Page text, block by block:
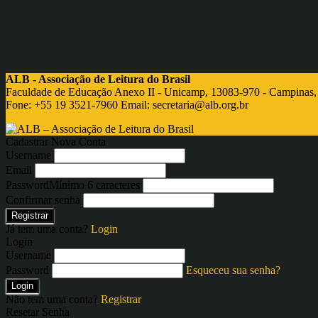
ALB - Associação de Leitura do Brasil
Faculdade de Educação Anexo II - Unicamp, 13083-970 - Campinas,
Fone: +55 19 3521-7960 Email: secretaria@alb.org.br
Cadastrar Nova Conta
Username
Email
PasswordMínimo 6 caracteres
Confirmar senha
Registrar
Já tem uma conta? Login
Login
Username
Password
Esqueceu sua senha?
Login
Não tem uma conta? Registrar
Resetar Senha